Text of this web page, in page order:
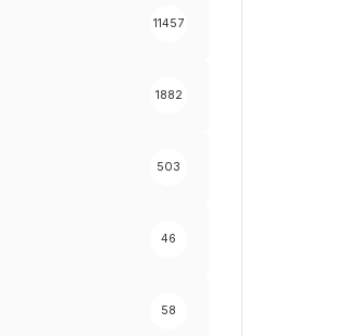
11457
1882
503
46
58